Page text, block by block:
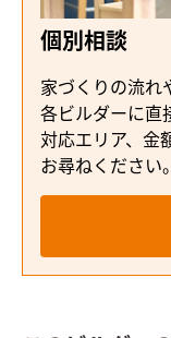
個別相談
家づくりの流れ
各ビルダーに直
対応エリア、金
お尋ねください。